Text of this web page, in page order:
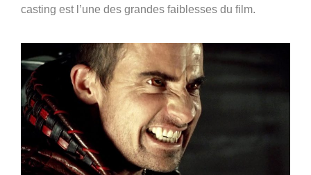
casting est l’une des grandes faiblesses du film.